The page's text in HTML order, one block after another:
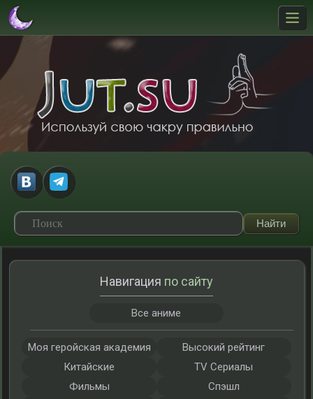
Навигация по сайту
Все аниме
Моя геройская академия
Высокий рейтинг
Китайские
TV Сериалы
Фильмы
Спэшл